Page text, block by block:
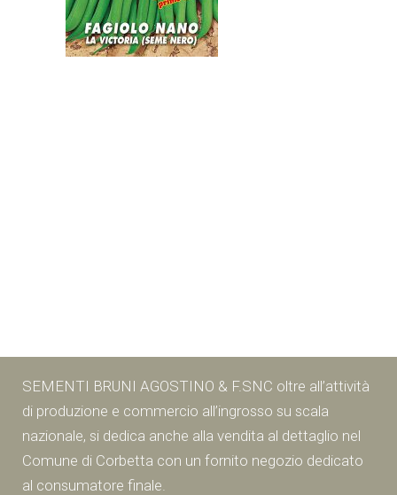
SEMENTI BRUNI AGOSTINO & F.SNC oltre all’attività
di produzione e commercio all’ingrosso su scala
nazionale, si dedica anche alla vendita al dettaglio nel
Comune di Corbetta con un fornito negozio dedicato
al consumatore finale.